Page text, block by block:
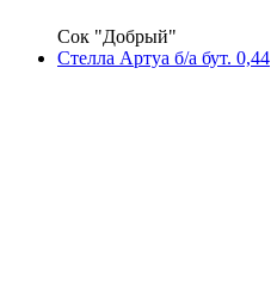
Сок "Добрый"
Стелла Артуа б/а бут. 0,44